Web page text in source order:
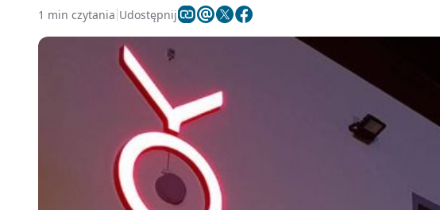
1 min czytania Udostępnij